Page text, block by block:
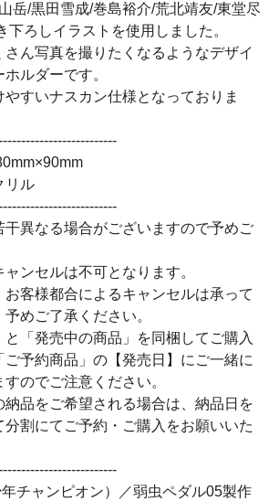
岳/黒田雪成/巻島裕介/荒北靖友/東堂尽
下ろしイラストを使用しました。
さん写真を撮りたくなるようなデザイ
ルダーです。
すいナスカン仕様となっておりま
ル
異なる場合がございますので予めご
ンセルは不可となります。
客様都合によるキャンセルは承って
めご了承ください。
「発売中の商品」を同梱してご購入
ご予約商品」の【発売日】にご一緒に
のでご注意ください。
品をご希望される場合は、納品日を
分割にてご予約・ご購入をお願いいた
チャンピオン）／弱虫ペダル05製作